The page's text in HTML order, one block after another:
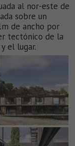
al nor-este de
sobre un
de ancho por
tectónico de la
el lugar.